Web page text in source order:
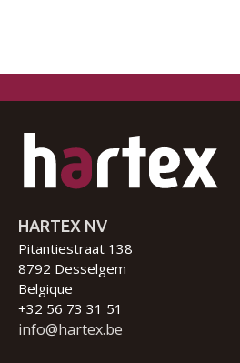
HARTEX NV
Pitantiestraat 138
8792 Desselgem
Belgique
+32 56 73 31 51
info@hartex.be